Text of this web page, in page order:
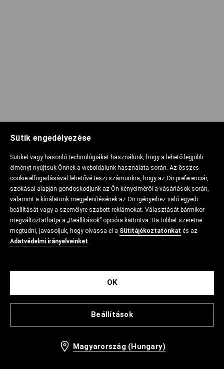
Sütik engedélyezése
Sütiket vagy hasonló technológiákat használunk, hogy a lehető legjobb
élményt nyújtsuk Önnek a weboldalunk használata során. Az összes
cookie elfogadásával lehetővé teszi számunkra, hogy az Ön preferenciái,
szokásai alapján gondoskodjunk az Ön kényelméről a vásárlások során,
valamint a kínálatunk megjelenítésének az Ön igényeihez való egyedi
beállítását vagy a személyre szabott reklámokat. Választását bármikor
megváltoztathatja a „Beállítások” opcióra kattintva. Ha többet szeretne
megtudni, javasoljuk, hogy olvassa el a Sütitájékoztatónkat és az
Adatvédelmi irányelveinket.
Beállítások
OK
Magyarország (Hungary)